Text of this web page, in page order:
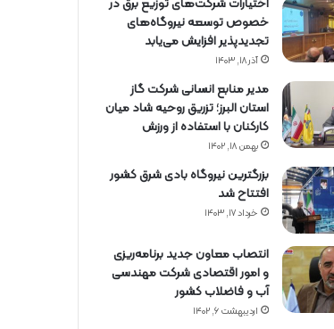
خصوص توسعه نیروگاه‌های
تجدیدپذیر افزایش می‌یابد
آذر ۱۸, ۱۴۰۳
مدیر منابع انسانی شرکت گاز
استان البرز؛ تزریق روحیه شاد میان
کارکنان با استفاده از ورزش
بهمن ۱۸, ۱۴۰۲
بزرگترین نیروگاه بادی شرق کشور
افتتاح شد
خرداد ۱۷, ۱۴۰۳
انتصاب معاون جدید برنامه‌ریزی
و امور اقتصادی شرکت مهندسی
آب و فاضلاب کشور
اردیبهشت ۶, ۱۴۰۲